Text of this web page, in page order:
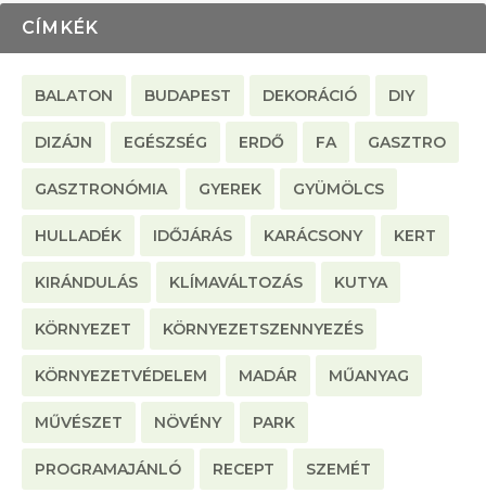
CÍMKÉK
BALATON BUDAPEST DEKORÁCIÓ DIY
DIZÁJN EGÉSZSÉG ERDŐ FA GASZTRO
GASZTRONÓMIA GYEREK GYÜMÖLCS
HULLADÉK IDŐJÁRÁS KARÁCSONY KERT
KIRÁNDULÁS KLÍMAVÁLTOZÁS KUTYA
KÖRNYEZET KÖRNYEZETSZENNYEZÉS
KÖRNYEZETVÉDELEM MADÁR MŰANYAG
MŰVÉSZET NÖVÉNY PARK
PROGRAMAJÁNLÓ RECEPT SZEMÉT